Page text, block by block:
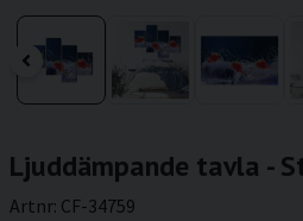
Ljuddämpande tavla -
Artnr: CF-34759